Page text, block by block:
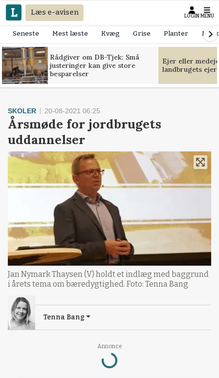
Læs e-avisen LOGIN MENU
Seneste Mest læste Kvæg Grise Planter
Rådgiver om DB-Tjek: Små
justeringer kan give store
besparelser
Ejer eller
landbrugets
Annonce
Loading...
SKOLER 20-08-2021 06:25
Årsmøde for jordbrugets
uddannelser
Jan Nymark Thaysen (V) holdt et indlæg med baggrund
i årets tema om bæredygtighed. Foto: Tenna Bang
Tenna Bang